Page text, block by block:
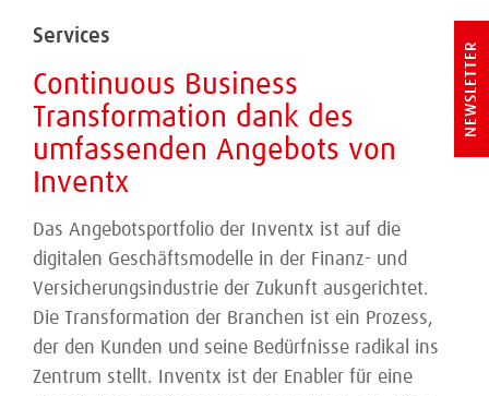
Services
Continuous Business
Transformation dank des
umfassenden Angebots von
Inventx
Das Angebotsportfolio der Inventx ist auf die
digitalen Geschäftsmodelle in der Finanz- und
Versicherungsindustrie der Zukunft ausgerichtet.
Die Transformation der Branchen ist ein Prozess,
der den Kunden und seine Bedürfnisse radikal ins
Zentrum stellt. Inventx ist der Enabler für eine
NEWSLETTER